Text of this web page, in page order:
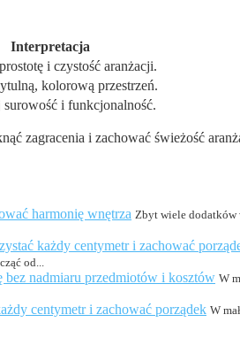
Interpretacja
i czystość aranżacji.
kolorową przestrzeń.
surowość i funkcjonalność.
zagracenia i zachować świeżość
harmonię wnętrza Zbyt wiele dodatków
każdy centymetr i zachować
od...
nadmiaru przedmiotów i kosztów W
centymetr i zachować porządek W